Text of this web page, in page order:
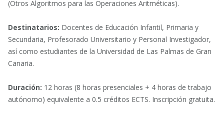
(Otros Algoritmos para las Operaciones Aritméticas).
Destinatarios: Docentes de Educación Infantil, Primaria y
Secundaria, Profesorado Universitario y Personal Investigador,
así como estudiantes de la Universidad de Las Palmas de Gran
Canaria.
Duración: 12 horas (8 horas presenciales + 4 horas de trabajo
autónomo) equivalente a 0.5 créditos ECTS. Inscripción gratuita.